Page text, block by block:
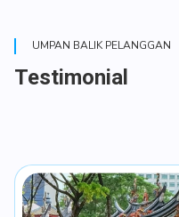
UMPAN BALIK PELANGGAN
Testimonial